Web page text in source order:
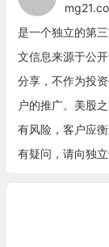
是一个独立的第
文信息来源于公
分享，不作为投
户的推广。美股
有风险，客户应
有疑问，请向独立